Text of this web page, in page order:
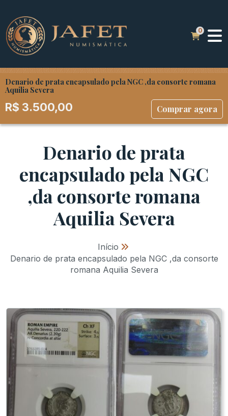
Denario de prata encapsulado pela NGC ,da consorte romana
Aquilia Severa
R$ 3.500,00 Comprar agora
Denario de prata
encapsulado pela NGC
,da consorte romana
Aquilia Severa
Início »
Denario de prata encapsulado pela NGC ,da consorte
romana Aquilia Severa